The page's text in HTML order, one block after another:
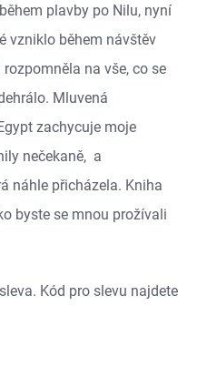
plavby po Nilu, nyní
vzniklo během návštěv
na vše, co se
Mluvená
zachycuje moje
nečekaně, a
náhle přicházela. Kniha
byste se mnou prožívali
Kód pro slevu najdete